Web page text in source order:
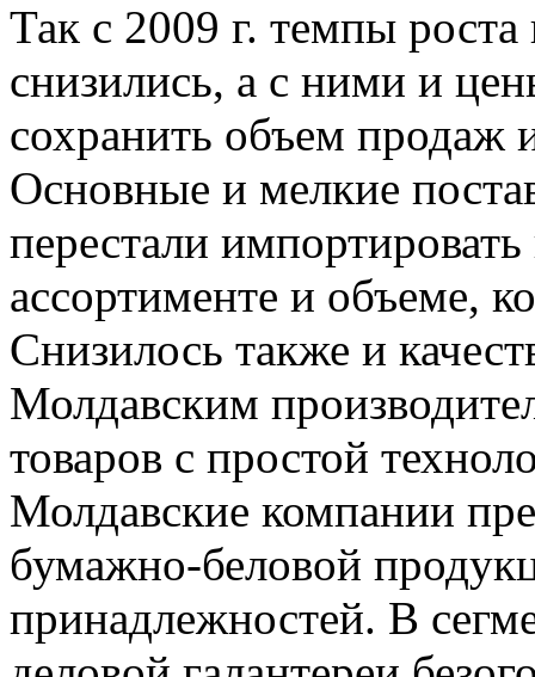
Так с 2009 г. темпы роста
снизились, а с ними и
сохранить объем
Основные и мелкие
перестали
ассортименте и объеме,
Снизилось также и
Молдавским
товаров с простой
Молдавские компании
бумажно-беловой
принадлежностей. В